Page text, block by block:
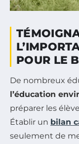
POUR LE
De nombreux
l’éducation
préparer les
Établir un bilan
seulement de